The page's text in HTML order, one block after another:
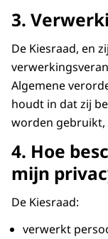
3.
De Kiesraad, en
Algemene
houdt in dat zij
worden gebruikt,
4. Hoe
mijn
De Kiesraad:
verwerkt